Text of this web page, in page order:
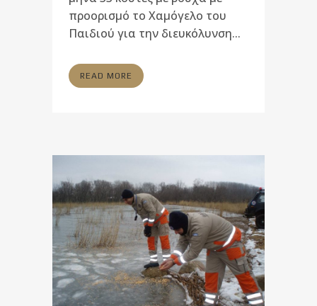
προορισμό το Χαμόγελο του
Παιδιού για την διευκόλυνση...
READ MORE